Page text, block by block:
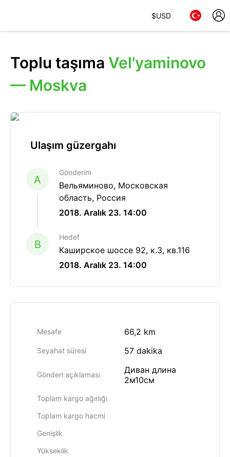
$USD
Toplu taşıma Vel'yaminovo
— Moskva
Ulaşım güzergahı
A
Gönderim
Вельяминово, Московская
область, Россия
2018. Aralık 23. 14:00
B
Hedef
Каширское шоссе 92, к.3, кв.116
2018. Aralık 23. 14:00
Mesafe 66,2 km
Seyahat süresi 57 dakika
Gönderi açıklaması
Диван длина
2м10см
Toplam kargo ağırlığı
Toplam kargo hacmi
Genişlik
Yükseklik